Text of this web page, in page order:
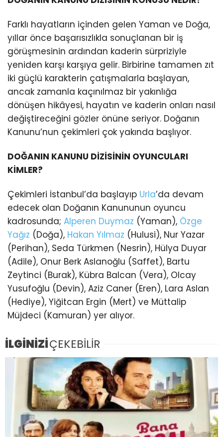
Farklı hayatların içinden gelen Yaman ve Doğa,
yıllar önce başarısızlıkla sonuçlanan bir iş
görüşmesinin ardından kaderin sürpriziyle
yeniden karşı karşıya gelir. Birbirine tamamen zıt
iki güçlü karakterin çatışmalarla başlayan,
ancak zamanla kaçınılmaz bir yakınlığa
dönüşen hikâyesi, hayatın ve kaderin onları nasıl
değiştireceğini gözler önüne seriyor. Doğanın
Kanunu’nun çekimleri çok yakında başlıyor.
DOĞANIN KANUNU DİZİSİNİN OYUNCULARI
KİMLER?
Çekimleri İstanbul’da başlayıp Urla’da devam
edecek olan Doğanın Kanununun oyuncu
kadrosunda; Alperen Duymaz (Yaman), Özge
Yağız (Doğa), Hakan Yılmaz (Hulusi), Nur Yazar
(Perihan), Seda Türkmen (Nesrin), Hülya Duyar
(Adile), Onur Berk Aslanoğlu (Saffet), Bartu
Zeytinci (Burak), Kübra Balcan (Vera), Olcay
Yusufoğlu (Devin), Aziz Caner (Eren), Lara Aslan
(Hediye), Yiğitcan Ergin (Mert) ve Müttalip
Müjdeci (Kamuran) yer alıyor.
İLGİNİZİÇEKEBİLİR